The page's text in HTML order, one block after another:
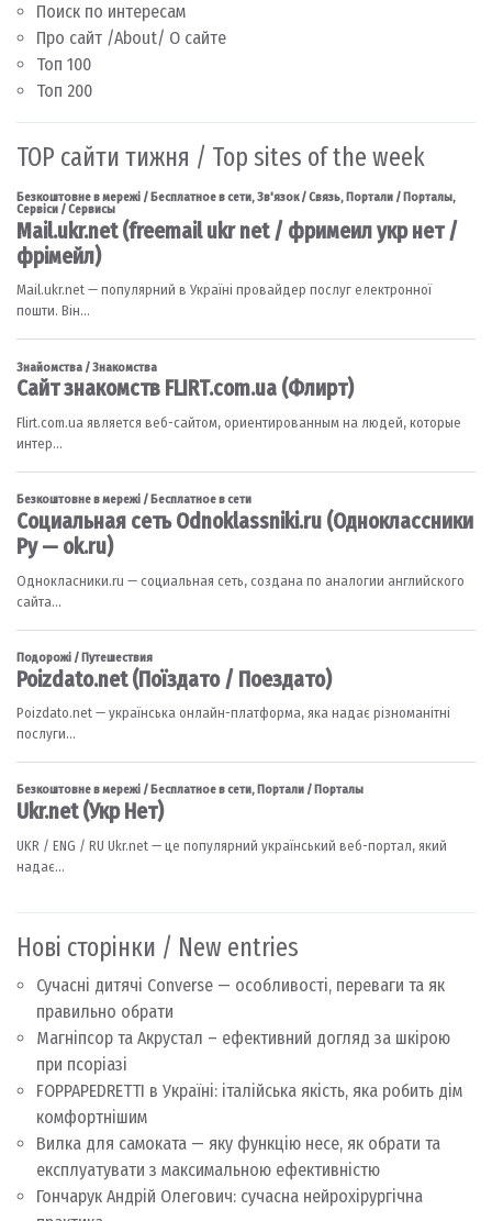
Поиск по интересам
Про сайт /About/ О сайте
Топ 100
Топ 200
TOP сайти тижня / Top sites of the week
Нові сторінки / New entries
Сучасні дитячі Converse — особливості, переваги та як
правильно обрати
Магніпсор та Акрустал – ефективний догляд за шкірою
при псоріазі
FOPPAPEDRETTI в Україні: італійська якість, яка робить дім
комфортнішим
Вилка для самоката — яку функцію несе, як обрати та
експлуатувати з максимальною ефективністю
Гончарук Андрій Олегович: сучасна нейрохірургічна